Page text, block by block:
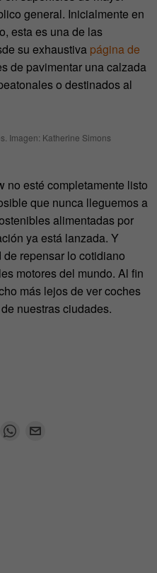
general. Inicialmente en
esta es una de las
su exhaustiva página de
de pavimentar una calzada
o destinados al
Imagen: Katherine Simons
no esté completamente listo
que nunca lleguemos a
alimentadas por
ya está lanzada. Y
repensar lo cotidiano
motores del mundo. Al fin
más lejos de ver coches
nuestras ciudades.